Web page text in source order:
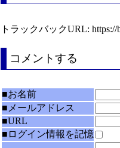
トラックバックURL: https://
コメントする
■お名前
■メールアドレス
■URL
■ログイン情報を記憶